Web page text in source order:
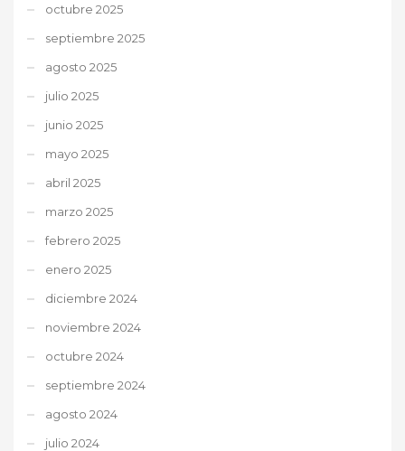
octubre 2025
septiembre 2025
agosto 2025
julio 2025
junio 2025
mayo 2025
abril 2025
marzo 2025
febrero 2025
enero 2025
diciembre 2024
noviembre 2024
octubre 2024
septiembre 2024
agosto 2024
julio 2024